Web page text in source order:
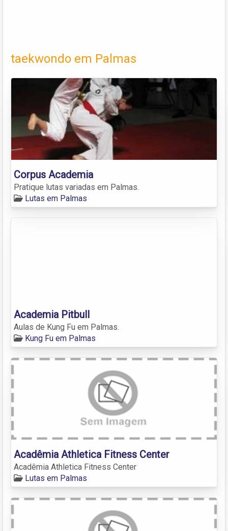
taekwondo em Palmas
Corpus Academia
Pratique lutas variadas em Palmas.
Lutas em Palmas
Academia Pitbull
Aulas de Kung Fu em Palmas.
Kung Fu em Palmas
Acadêmia Athletica Fitness Center
Acadêmia Athletica Fitness Center
Lutas em Palmas